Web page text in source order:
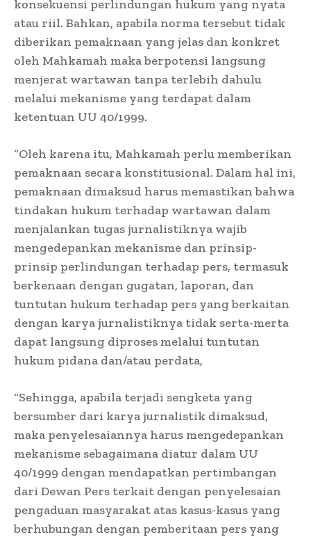
konsekuensi perlindungan hukum yang nyata
atau riil. Bahkan, apabila norma tersebut tidak
diberikan pemaknaan yang jelas dan konkret
oleh Mahkamah maka berpotensi langsung
menjerat wartawan tanpa terlebih dahulu
melalui mekanisme yang terdapat dalam
ketentuan UU 40/1999.
“Oleh karena itu, Mahkamah perlu memberikan
pemaknaan secara konstitusional. Dalam hal ini,
pemaknaan dimaksud harus memastikan bahwa
tindakan hukum terhadap wartawan dalam
menjalankan tugas jurnalistiknya wajib
mengedepankan mekanisme dan prinsip-
prinsip perlindungan terhadap pers, termasuk
berkenaan dengan gugatan, laporan, dan
tuntutan hukum terhadap pers yang berkaitan
dengan karya jurnalistiknya tidak serta-merta
dapat langsung diproses melalui tuntutan
hukum pidana dan/atau perdata,
“Sehingga, apabila terjadi sengketa yang
bersumber dari karya jurnalistik dimaksud,
maka penyelesaiannya harus mengedepankan
mekanisme sebagaimana diatur dalam UU
40/1999 dengan mendapatkan pertimbangan
dari Dewan Pers terkait dengan penyelesaian
pengaduan masyarakat atas kasus-kasus yang
berhubungan dengan pemberitaan pers yang